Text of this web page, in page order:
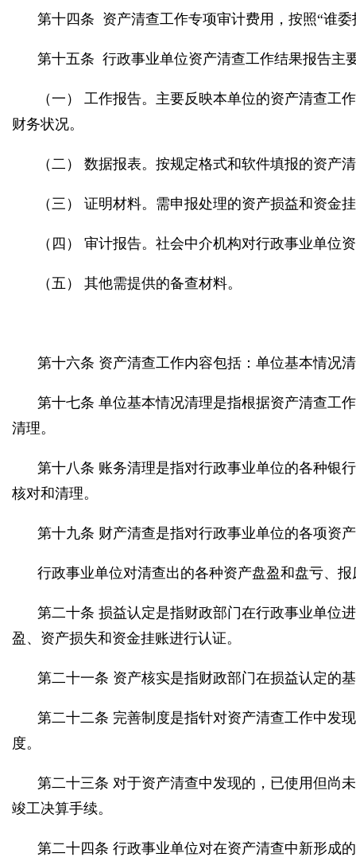
第十四条 资产清查工作专项审计费用，按照“谁
第十五条 行政事业单位资产清查工作结果报告主
（一） 工作报告。主要反映本单位的资产清查
财务状况。
（二） 数据报表。按规定格式和软件填报的资产
（三） 证明材料。需申报处理的资产损益和资
（四） 审计报告。社会中介机构对行政事业单
（五） 其他需提供的备查材料。
第十六条 资产清查工作内容包括：单位基本情况
第十七条 单位基本情况清理是指根据资产清查工
清理。
第十八条 账务清理是指对行政事业单位的各种银
核对和清理。
第十九条 财产清查是指对行政事业单位的各项资
行政事业单位对清查出的各种资产盘盈和盘亏、
第二十条 损益认定是指财政部门在行政事业单位
盈、资产损失和资金挂账进行认证。
第二十一条 资产核实是指财政部门在损益认定的
第二十二条 完善制度是指针对资产清查工作中发
度。
第二十三条 对于资产清查中发现的，已使用但尚
竣工决算手续。
第二十四条 行政事业单位对在资产清查中新形成